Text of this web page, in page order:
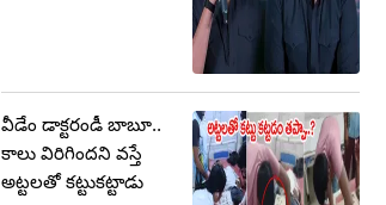
వీడేం డాక్టరండీ బాబూ..
కాలు విరిగిందని వస్తే
అట్టలతో కట్టుకట్టాడు